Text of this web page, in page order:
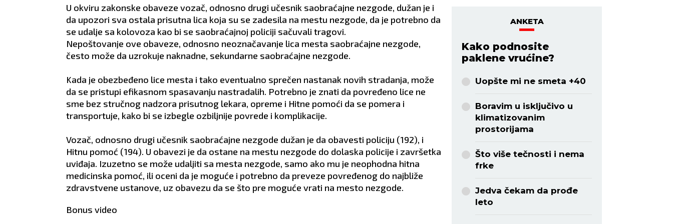
U okviru zakonske obaveze vozač, odnosno drugi učesnik saobraćajne nezgode, dužan je i
da upozori sva ostala prisutna lica koja su se zadesila na mestu nezgode, da je potrebno da
se udalje sa kolovoza kao bi se saobraćajnoj policiji sačuvali tragovi.
Nepoštovanje ove obaveze, odnosno neoznačavanje lica mesta saobraćajne nezgode,
često može da uzrokuje naknadne, sekundarne saobraćajne nezgode.
Kada je obezbeđeno lice mesta i tako eventualno sprečen nastanak novih stradanja, može
da se pristupi efikasnom spasavanju nastradalih. Potrebno je znati da povređeno lice ne
sme bez stručnog nadzora prisutnog lekara, opreme i Hitne pomoći da se pomera i
transportuje, kako bi se izbegle ozbiljnije povrede i komplikacije.
Vozač, odnosno drugi učesnik saobraćajne nezgode dužan je da obavesti policiju (192), i
Hitnu pomoć (194). U obavezi je da ostane na mestu nezgode do dolaska policije i završetka
uviđaja. Izuzetno se može udaljiti sa mesta nezgode, samo ako mu je neophodna hitna
medicinska pomoć, ili oceni da je moguće i potrebno da preveze povređenog do najbliže
zdravstvene ustanove, uz obavezu da se što pre moguće vrati na mesto nezgode.
Bonus video
ANKETA
Kako podnosite
paklene vrućine?
Uopšte mi ne smeta +40
Boravim u isključivo u
klimatizovanim
prostorijama
Što više tečnosti i nema
frke
Jedva čekam da prođe
leto